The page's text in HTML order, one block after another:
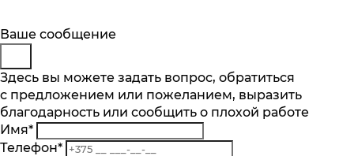
Описание
Отзывы
Основные характеристики
Производительность мотора, м.куб/ч
900
Кол-во скоростей, шт
Будьте в курсе
Подпишитесь на последние обновления
и узнавайте о новинках и специальных
предложениях первыми
Подписаться
Заказ обратного звонка
Представьтесь
Телефон*
Комментарий
Ваше сообщение
Здесь вы можете задать вопрос, обратиться
с предложением или пожеланием, выразить
благодарность или сообщить о плохой работе
Имя*
Телефон*